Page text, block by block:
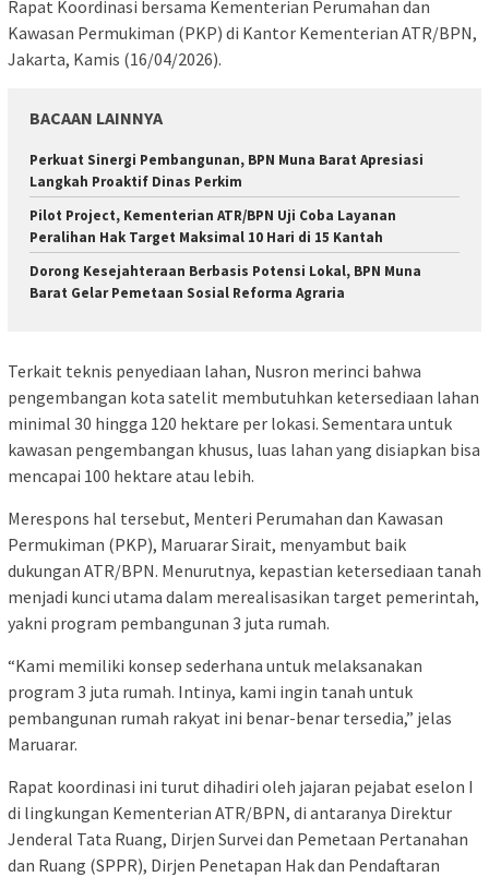
Rapat Koordinasi bersama Kementerian Perumahan dan
Kawasan Permukiman (PKP) di Kantor Kementerian ATR/BPN,
Jakarta, Kamis (16/04/2026).
BACAAN LAINNYA
Perkuat Sinergi Pembangunan, BPN Muna Barat Apresiasi
Langkah Proaktif Dinas Perkim
Pilot Project, Kementerian ATR/BPN Uji Coba Layanan
Peralihan Hak Target Maksimal 10 Hari di 15 Kantah
Dorong Kesejahteraan Berbasis Potensi Lokal, BPN Muna
Barat Gelar Pemetaan Sosial Reforma Agraria
Terkait teknis penyediaan lahan, Nusron merinci bahwa
pengembangan kota satelit membutuhkan ketersediaan lahan
minimal 30 hingga 120 hektare per lokasi. Sementara untuk
kawasan pengembangan khusus, luas lahan yang disiapkan bisa
mencapai 100 hektare atau lebih.
Merespons hal tersebut, Menteri Perumahan dan Kawasan
Permukiman (PKP), Maruarar Sirait, menyambut baik
dukungan ATR/BPN. Menurutnya, kepastian ketersediaan tanah
menjadi kunci utama dalam merealisasikan target pemerintah,
yakni program pembangunan 3 juta rumah.
“Kami memiliki konsep sederhana untuk melaksanakan
program 3 juta rumah. Intinya, kami ingin tanah untuk
pembangunan rumah rakyat ini benar-benar tersedia,” jelas
Maruarar.
Rapat koordinasi ini turut dihadiri oleh jajaran pejabat eselon I
di lingkungan Kementerian ATR/BPN, di antaranya Direktur
Jenderal Tata Ruang, Dirjen Survei dan Pemetaan Pertanahan
dan Ruang (SPPR), Dirjen Penetapan Hak dan Pendaftaran